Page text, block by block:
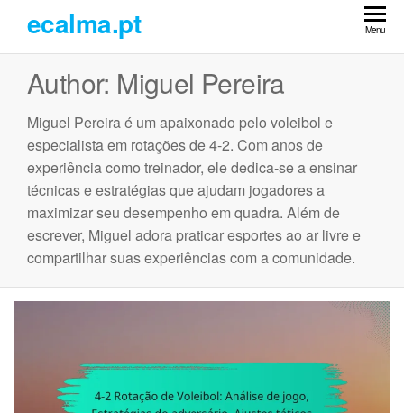
the
content
ecalma.pt Menu
Author: Miguel Pereira
Miguel Pereira é um apaixonado pelo voleibol e
especialista em rotações de 4-2. Com anos de
experiência como treinador, ele dedica-se a ensinar
técnicas e estratégias que ajudam jogadores a
maximizar seu desempenho em quadra. Além de
escrever, Miguel adora praticar esportes ao ar livre e
compartilhar suas experiências com a comunidade.